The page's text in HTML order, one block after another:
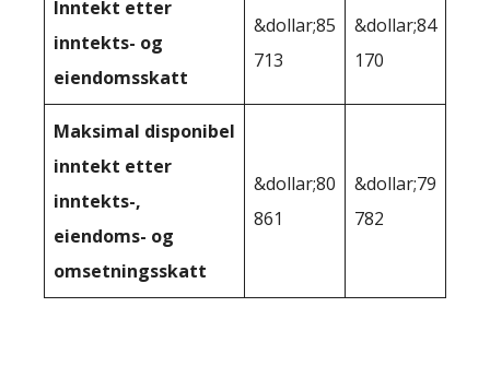
Inntekt etter
inntekts- og
eiendomsskatt
&dollar;85
713
&dollar;84
170
Maksimal disponibel
inntekt etter
inntekts-,
eiendoms- og
omsetningsskatt
&dollar;80
861
&dollar;79
782